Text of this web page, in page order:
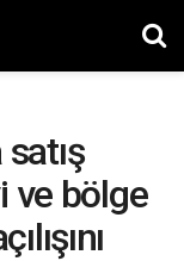
ve bölge